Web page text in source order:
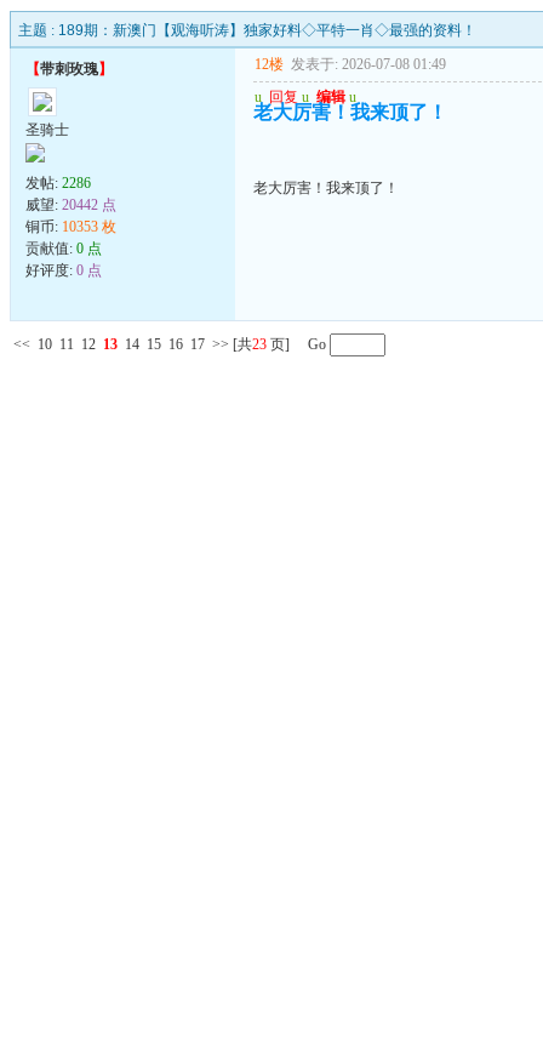
主题 : 189期：新澳门【观海听涛】独家好料◇平特一肖◇最强的资料！
【带刺玫瑰】
圣骑士
发帖: 2286
威望: 20442 点
铜币: 10353 枚
贡献值: 0 点
好评度: 0 点
12楼 发表于: 2026-07-08 01:49
u 回复 u 编辑 u
老大厉害！我来顶了！
老大厉害！我来顶了！
<< 10 11 12 13 14 15 16 17 >> [共23 页] Go